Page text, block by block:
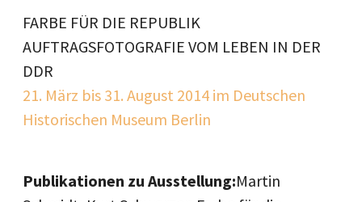
FARBE FÜR DIE REPUBLIK
AUFTRAGSFOTOGRAFIE VOM LEBEN IN DER
DDR
21. März bis 31. August 2014 im Deutschen
Historischen Museum Berlin
Publikationen zu Ausstellung:Martin